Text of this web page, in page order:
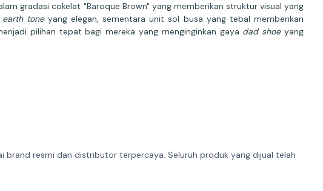
gradasi cokelat "Baroque Brown" yang memberikan struktur visual yang
earth toneyang elegan, sementara unit sol busa yang tebal memberikan
pilihan tepat bagi mereka yang menginginkan gaya dad shoeyang
brand resmi dan distributor terpercaya. Seluruh produk yang dijual telah